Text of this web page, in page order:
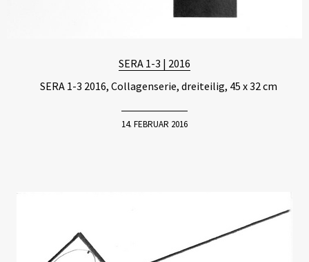
SERA 1-3 | 2016
SERA 1-3 2016, Collagenserie, dreiteilig, 45 x 32 cm
14. FEBRUAR 2016